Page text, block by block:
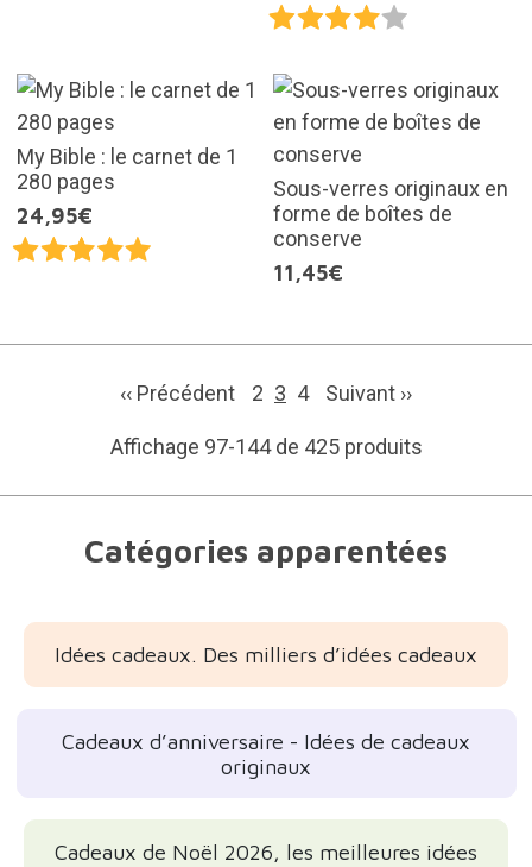
My Bible : le carnet de 1
280 pages
24,95€
Sous-verres originaux en
forme de boîtes de
conserve
11,45€
‹‹ Précédent 2 3 4 Suivant ››
Affichage 97-144 de 425 produits
Catégories apparentées
Idées cadeaux. Des milliers d’idées cadeaux
Cadeaux d’anniversaire - Idées de cadeaux
originaux
Cadeaux de Noël 2026, les meilleures idées